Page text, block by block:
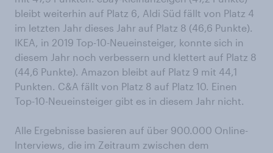
bleibt weiterhin auf Platz 6, Aldi Süd fällt von Platz 4
im letzten Jahr dieses Jahr auf Platz 8 (46,6 Punkte).
IKEA, in 2019 Top-10-Neueinsteiger, konnte sich in
diesem Jahr noch verbessern und klettert auf Platz 8
(44,6 Punkte). Amazon bleibt auf Platz 9 mit 44,1
Punkten. C&A fällt von Platz 8 auf Platz 10. Einen
Top-10-Neueinsteiger gibt es in diesem Jahr nicht.
Alle Ergebnisse basieren auf über 900.000 Online-
Interviews, die im Zeitraum zwischen dem